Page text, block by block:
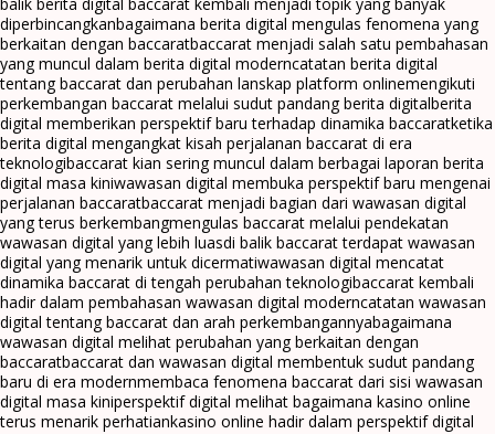
diperbincangkanbagaimana berita digital mengulas fenomena yang
berkaitan dengan baccaratbaccarat menjadi salah satu pembahasan
yang muncul dalam berita digital moderncatatan berita digital
tentang baccarat dan perubahan lanskap platform onlinemengikuti
perkembangan baccarat melalui sudut pandang berita digitalberita
digital memberikan perspektif baru terhadap dinamika baccaratketika
berita digital mengangkat kisah perjalanan baccarat di era
teknologibaccarat kian sering muncul dalam berbagai laporan berita
digital masa kiniwawasan digital membuka perspektif baru mengenai
perjalanan baccaratbaccarat menjadi bagian dari wawasan digital
yang terus berkembangmengulas baccarat melalui pendekatan
wawasan digital yang lebih luasdi balik baccarat terdapat wawasan
digital yang menarik untuk dicermatiwawasan digital mencatat
dinamika baccarat di tengah perubahan teknologibaccarat kembali
hadir dalam pembahasan wawasan digital moderncatatan wawasan
digital tentang baccarat dan arah perkembangannyabagaimana
wawasan digital melihat perubahan yang berkaitan dengan
baccaratbaccarat dan wawasan digital membentuk sudut pandang
baru di era modernmembaca fenomena baccarat dari sisi wawasan
digital masa kiniperspektif digital melihat bagaimana kasino online
terus menarik perhatiankasino online hadir dalam perspektif digital